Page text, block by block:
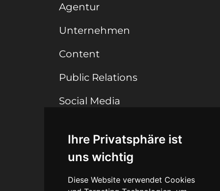
Ihre Privatsphäre ist
uns wichtig
Diese Website verwendet Cookies
Agentur
Unternehmen
Content
Public Relations
Social Media
Connect